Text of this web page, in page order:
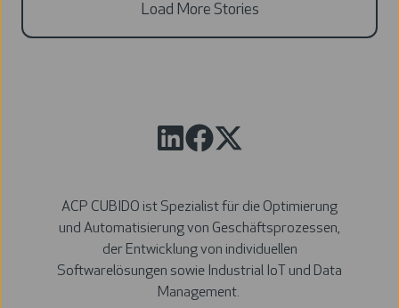
Load More Stories
ACP CUBIDO ist Spezialist für die Optimierung
und Automatisierung von Geschäftsprozessen,
der Entwicklung von individuellen
Softwarelösungen sowie Industrial IoT und Data
Management.